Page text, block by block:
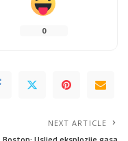
0
NEXT ARTICLE